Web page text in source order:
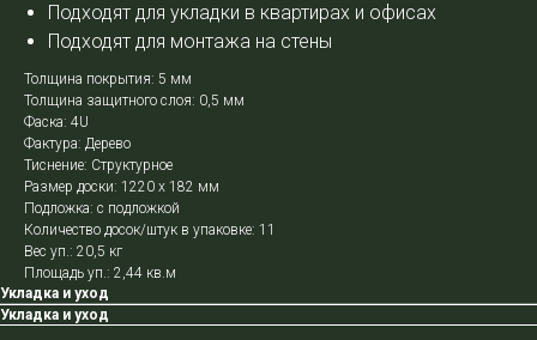
Подходят для укладки в квартирах и офисах
Подходят для монтажа на стены
Толщина покрытия: 5 мм
Толщина защитного слоя: 0,5 мм
Фаска: 4U
Фактура: Дерево
Тиснение: Структурное
Размер доски: 1220 х 182 мм
Подложка: с подложкой
Количество досок/штук в упаковке: 11
Вес уп.: 20,5 кг
Площадь уп.: 2,44 кв.м
Укладка и уход
Укладка и уход